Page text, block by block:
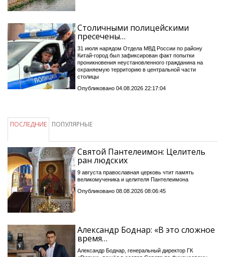
Столичными полицейскими
пресечены…
31 июля нарядом Отдела МВД России по району
Китай-город был зафиксирован факт попытки
проникновения неустановленного гражданина на
охраняемую территорию в центральной части
столицы
Опубликовано 04.08.2026 22:17:04
ПОСЛЕДНИЕ ПОПУЛЯРНЫЕ
Святой Пантелеимон: Целитель
ран людских
9 августа православная церковь чтит память
великомученика и целителя Пантелеимона
Опубликовано 08.08.2026 08:06:45
Александр Боднар: «В это сложное
время…
Александр Боднар, генеральный директор ГК